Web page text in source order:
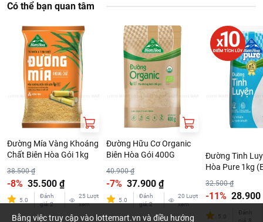
Có thể bạn quan tâm
Đường Mía Vàng Khoáng
Chất Biên Hòa Gói 1kg
38.500 ₫
-8% 35.500 ₫
5.0
Đánh
giá:2
25 Lượt
xem
Đường Hữu Cơ Organic
Biên Hòa Gói 400G
40.900 ₫
-7% 37.900 ₫
5.0
Đánh
giá:2
20 Lượt
xem
Đường Tinh
Hòa Pure 1kg
32.500 ₫
-11% 28.900
5.0
Đánh
giá
8
Bằng việc truy cập vào lottemart.vn và điều hướng